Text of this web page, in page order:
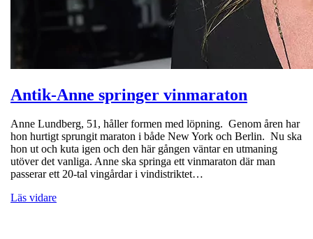
Antik-Anne springer vinmaraton
Anne Lundberg, 51, håller formen med löpning. Genom åren har
hon hurtigt sprungit maraton i både New York och Berlin. Nu ska
hon ut och kuta igen och den här gången väntar en utmaning
utöver det vanliga. Anne ska springa ett vinmaraton där man
passerar ett 20-tal vingårdar i vindistriktet…
Läs vidare